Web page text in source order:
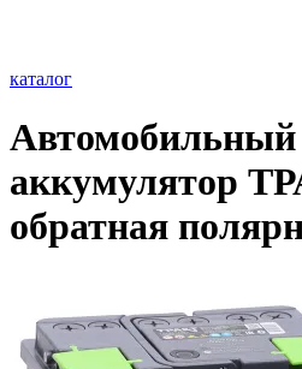
каталог
Автомобильный
аккумулятор
обратная